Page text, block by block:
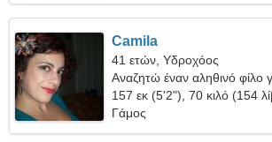
Camila
41 ετών, Υδροχόος
Αναζητώ έναν αληθινό φίλο
157 εκ (5'2"), 70 κιλό (154
Γάμος